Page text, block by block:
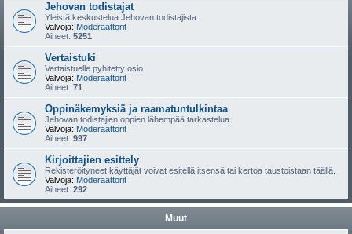
Jehovan todistajat
Yleistä keskustelua Jehovan todistajista.
Valvoja: Moderaattorit
Aiheet: 5251
Vertaistuki
Vertaistuelle pyhitetty osio.
Valvoja: Moderaattorit
Aiheet: 71
Oppinäkemyksiä ja raamatuntulkintaa
Jehovan todistajien oppien lähempää tarkastelua
Valvoja: Moderaattorit
Aiheet: 997
Kirjoittajien esittely
Rekisteröityneet käyttäjät voivat esitellä itsensä tai kertoa taustoistaan täällä.
Valvoja: Moderaattorit
Aiheet: 292
Muut